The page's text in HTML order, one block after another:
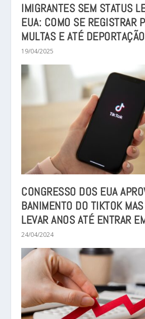
IMIGRANTES SEM STATUS
EUA: COMO SE REGISTRAR
MULTAS E ATÉ DEPORTAÇÃO
19/04/2025
CONGRESSO DOS EUA
BANIMENTO DO TIKTOK
LEVAR ANOS ATÉ ENTRAR
24/04/2024